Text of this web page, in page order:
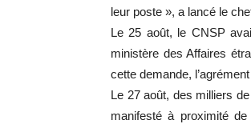
leur poste », a lancé le
Le 25 août, le CNSP
ministère des Affaires
cette demande,
Le 27 août, des milliers
manifesté à proximité